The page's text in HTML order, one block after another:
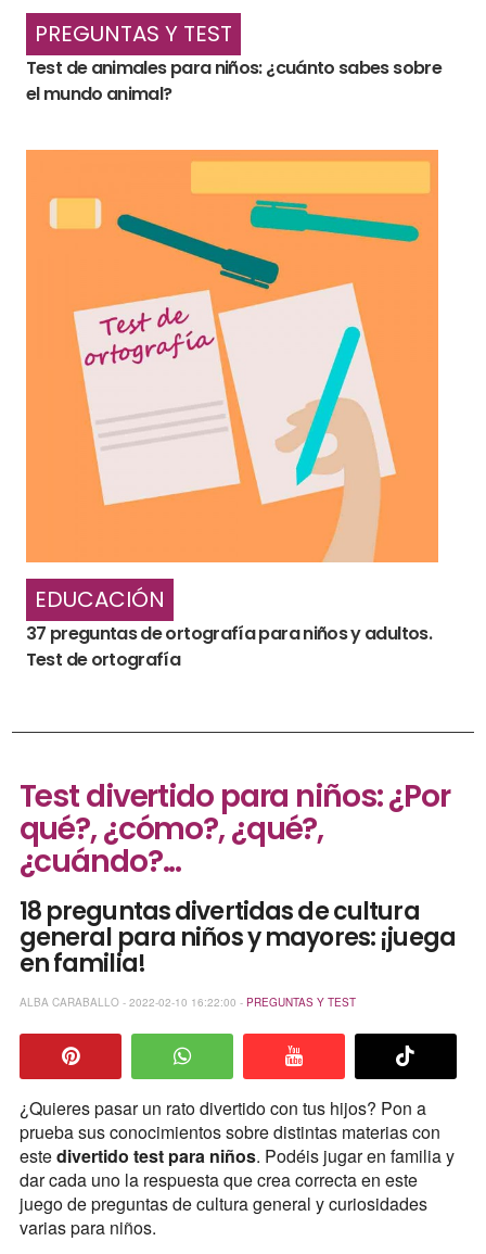
PREGUNTAS Y TEST
Test de animales para niños: ¿cuánto sabes sobre
el mundo animal?
EDUCACIÓN
37 preguntas de ortografía para niños y adultos.
Test de ortografía
Test divertido para niños: ¿Por
qué?, ¿cómo?, ¿qué?,
¿cuándo?...
18 preguntas divertidas de cultura
general para niños y mayores: ¡juega
en familia!
ALBA CARABALLO - 2022-02-10 16:22:00 - PREGUNTAS Y TEST
¿Quieres pasar un rato divertido con tus hijos? Pon a
prueba sus conocimientos sobre distintas materias con
estedivertido test para niños. Podéis jugar en familia y
dar cada uno la respuesta que crea correcta en este
juego de preguntas de cultura general y curiosidades
varias para niños.